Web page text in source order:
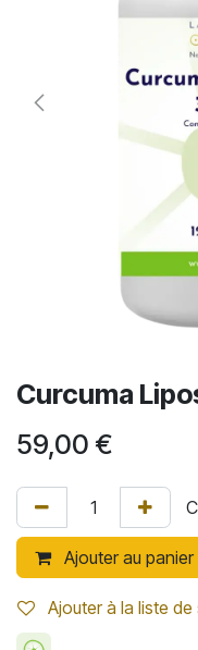
Curcuma
59,00 €
Ajouter au panier
Ajouter à la liste de